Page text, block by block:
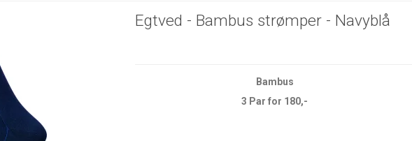
Egtved - Bambus strømper - Navyblå
Bambus
3 Par for 180,-